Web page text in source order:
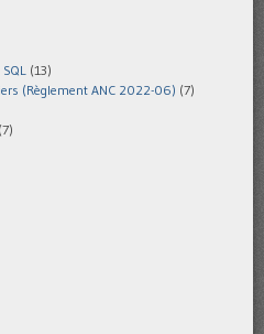
(13)
(Règlement ANC 2022-06) (7)
(7)